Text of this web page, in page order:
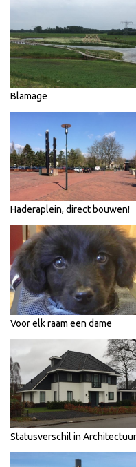
Blamage
Haderaplein, direct bouwen!
Voor elk raam een dame
Statusverschil in Architectuur